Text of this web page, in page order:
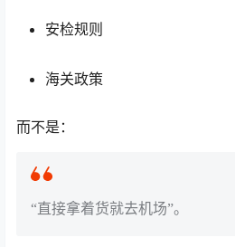
安检规则
海关政策
而不是：
“直接拿着货就去机场”。